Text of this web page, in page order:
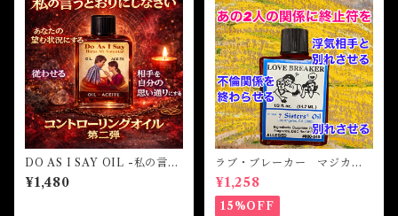
DO AS I SAY OIL -私の言う
通りにしなさい-
¥1,480
ラブ・ブレーカー マジカル
オイル・魔女オイル LOVE
BREAKER Magicak Oil
¥1,258
15%OFF